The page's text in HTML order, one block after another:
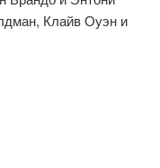
Клайв Оуэн и